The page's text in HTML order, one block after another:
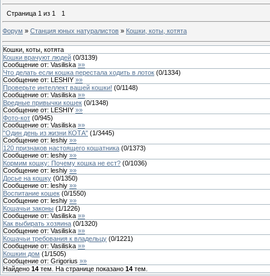
Страница 1 из 1 1
Форум » Станция юных натуралистов » Кошки, коты, котята
Кошки, коты, котята
Кошки врачуют людей (0/3139)
Сообщение от: Vasiliska »»
Что делать если кошка перестала ходить в лоток (0/1334)
Сообщение от: LESHIY »»
Проверьте интеллект вашей кошки! (0/1148)
Сообщение от: Vasiliska »»
Вредные привычки кошек (0/1348)
Сообщение от: LESHIY »»
Фото-кот (0/945)
Сообщение от: Vasiliska »»
"Один день из жизни КОТА" (1/3445)
Сообщение от: leshiy »»
120 признаков настоящего кошатника (0/1373)
Сообщение от: leshiy »»
Кормим кошку: Почему кошка не ест? (0/1036)
Сообщение от: leshiy »»
Досье на кошку (0/1350)
Сообщение от: leshiy »»
Воспитание кошек (0/1550)
Сообщение от: leshiy »»
Кошачьи законы (1/1226)
Сообщение от: Vasiliska »»
Как выбирать хозяина (0/1320)
Сообщение от: Vasiliska »»
Кошачьи требования к владельцу (0/1221)
Сообщение от: Vasiliska »»
Кошкин дом (1/1505)
Сообщение от: Grigorius »»
Найдено 14 тем. На странице показано 14 тем.